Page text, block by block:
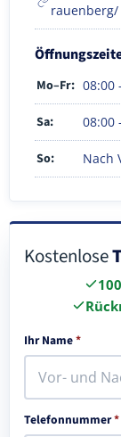
rauenberg/
Mo–Fr: 08:00
Sa: 08:00
So: Nach
Kostenlose
Ihr Name*
Telefonnummer*